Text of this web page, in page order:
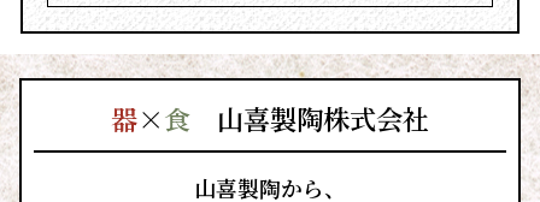
器×食 山喜製陶株式会社
山喜製陶から、